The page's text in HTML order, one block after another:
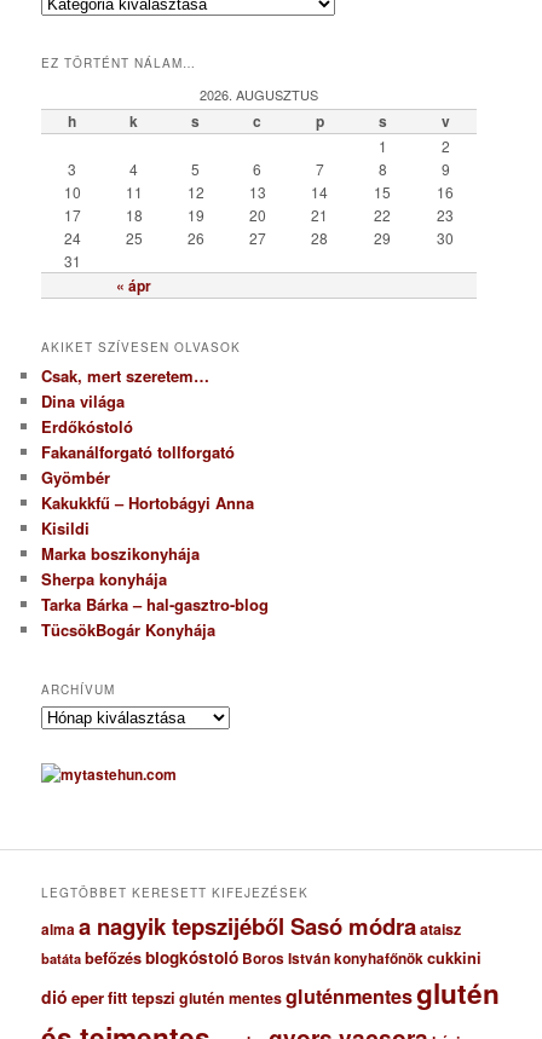
e
r
EZ TÖRTÉNT NÁLAM…
2026. AUGUSZTUS
h k s c p s v
« ápr
1
2
3
4 5 6 7 8
9
10
11 12 13 14 15
16
17
18 19 20 21 22
23
24
25 26 27 28 29
30
31
AKIKET SZÍVESEN OLVASOK
Csak, mert szeretem…
Dina világa
Erdőkóstoló
Fakanálforgató tollforgató
Gyömbér
Kakukkfű – Hortobágyi Anna
Kisildi
Marka boszikonyhája
Sherpa konyhája
Tarka Bárka – hal-gasztro-blog
TücsökBogár Konyhája
ARCHÍVUM
A
c
h
u
LEGTÖBBET KERESETT KIFEJEZÉSEK
almaa nagyik tepszijéből Sasó módraataisz
batáta befőzésblogkóstoló Boros István konyhafőnökcukkini
dió eperfitt tepszi glutén mentesgluténmentesglutén